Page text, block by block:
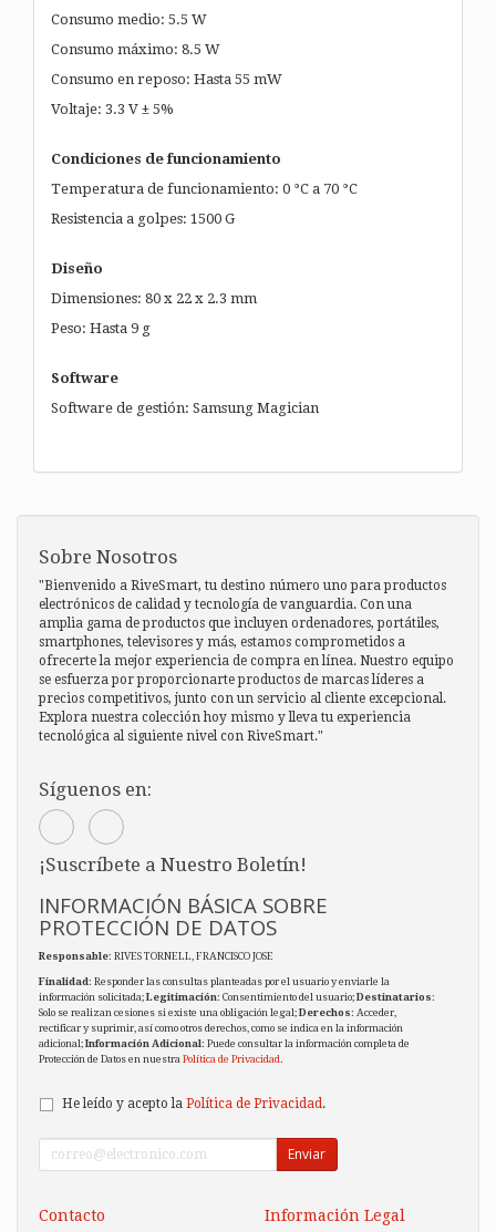
Consumo medio: 5.5 W
Consumo máximo: 8.5 W
Consumo en reposo: Hasta 55 mW
Voltaje: 3.3 V ± 5%
Condiciones de funcionamiento
Temperatura de funcionamiento: 0 °C a 70 °C
Resistencia a golpes: 1500 G
Diseño
Dimensiones: 80 x 22 x 2.3 mm
Peso: Hasta 9 g
Software
Software de gestión: Samsung Magician
Sobre Nosotros
"Bienvenido a RiveSmart, tu destino número uno para productos
electrónicos de calidad y tecnología de vanguardia. Con una
amplia gama de productos que incluyen ordenadores, portátiles,
smartphones, televisores y más, estamos comprometidos a
ofrecerte la mejor experiencia de compra en línea. Nuestro equipo
se esfuerza por proporcionarte productos de marcas líderes a
precios competitivos, junto con un servicio al cliente excepcional.
Explora nuestra colección hoy mismo y lleva tu experiencia
tecnológica al siguiente nivel con RiveSmart."
Síguenos en:
¡Suscríbete a Nuestro Boletín!
INFORMACIÓN BÁSICA SOBRE
PROTECCIÓN DE DATOS
Responsable: RIVES TORNELL, FRANCISCO JOSE
Finalidad: Responder las consultas planteadas por el usuario y enviarle la
información solicitada;Legitimación: Consentimiento del usuario;Destinatarios:
Solo se realizan cesiones si existe una obligación legal;Derechos: Acceder,
rectificar y suprimir, así como otros derechos, como se indica en la información
adicional;Información Adicional: Puede consultar la información completa de
Protección de Datos en nuestra Política de Privacidad.
He leído y acepto la Política de Privacidad .
Enviar
Contacto
Información Legal